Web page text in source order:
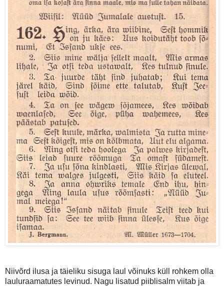
Niivõrd ilusa ja täieliku sisuga laul võinuks küll rohkem olla
lauluraamatutes levinud. Nagu lisatud piiblisalm viitab ja